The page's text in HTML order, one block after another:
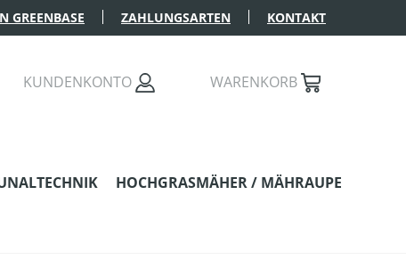
GREENBASE ZAHLUNGSARTEN KONTAKT
KUNDENKONTO WARENKORB
HOCHGRASMÄHER / MÄHRAUPE